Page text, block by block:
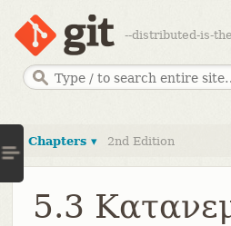
--distributed-is-
Chapters ▾ 2nd Edition
5.3